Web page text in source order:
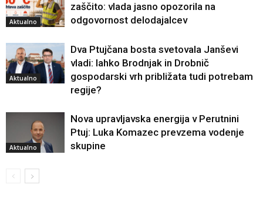
Aktualno
zaščito: vlada jasno opozorila na
odgovornost delodajalcev
Aktualno
Dva Ptujčana bosta svetovala Janševi
vladi: lahko Brodnjak in Drobnič
gospodarski vrh približata tudi potrebam
regije?
Aktualno
Nova upravljavska energija v Perutnini
Ptuj: Luka Komazec prevzema vodenje
skupine